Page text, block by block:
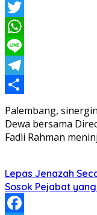
Facebook
Twitter
WhatsApp
Line
Telegram
Share
Palembang,
Dewa bersama
Fadli Rahman
Lepas Jenazah
Sosok Pejabat